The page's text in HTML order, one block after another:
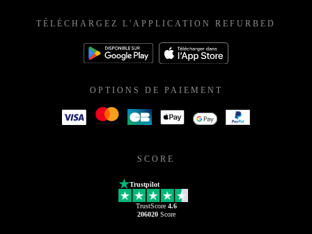
TÉLÉCHARGEZ L'APPLICATION REFURBED
OPTIONS DE PAIEMENT
SCORE
Trustpilot
TrustScore 4.6
206020Score